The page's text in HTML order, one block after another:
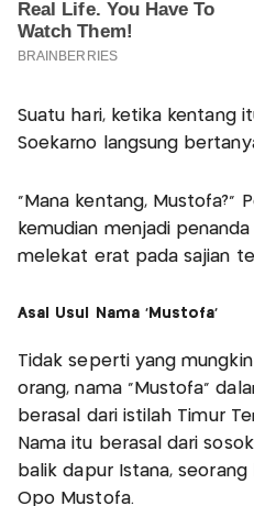
Suatu hari, ketika kentang
Soekarno langsung
“Mana kentang, Mustofa?”
kemudian menjadi
melekat erat pada sajian
Asal Usul Nama ‘Mustofa’
Tidak seperti yang
orang, nama “Mustofa”
berasal dari istilah Timur
Nama itu berasal dari
balik dapur Istana,
Opo Mustofa.